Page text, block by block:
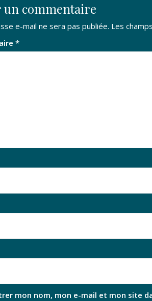
un commentaire
e-mail ne sera pas publiée. Les
*
mon nom, mon e-mail et mon site